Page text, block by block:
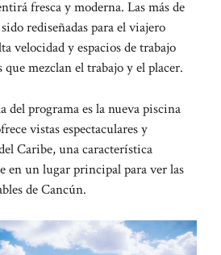
fresca y moderna. Las más de
rediseñadas para el viajero
velocidad y espacios de trabajo
que mezclan el trabajo y el placer.
del programa es la nueva piscina
vistas espectaculares y
Caribe, una característica
en un lugar principal para ver las
de Cancún.